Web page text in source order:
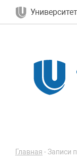
Главная -Записи